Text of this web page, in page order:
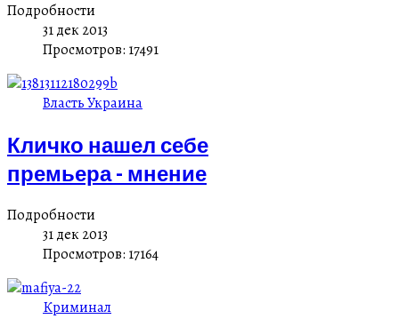
Подробности
31 дек 2013
Просмотров: 17491
Власть Украина
Кличко нашел себе
премьера - мнение
Подробности
31 дек 2013
Просмотров: 17164
Криминал